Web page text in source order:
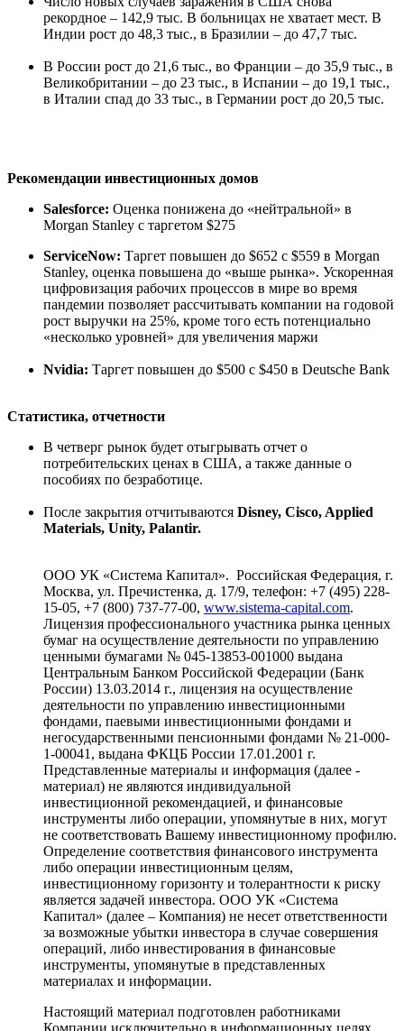
рекордное – 142,9 тыс. В больницах не хватает мест. В
Индии рост до 48,3 тыс., в Бразилии – до 47,7 тыс.
В России рост до 21,6 тыс., во Франции – до 35,9 тыс., в
Великобритании – до 23 тыс., в Испании – до 19,1 тыс.,
в Италии спад до 33 тыс., в Германии рост до 20,5 тыс.
Рекомендации инвестиционных домов
Salesforce: Оценка понижена до «нейтральной» в
Morgan Stanley с таргетом $275
ServiceNow: Таргет повышен до $652 с $559 в Morgan
Stanley, оценка повышена до «выше рынка». Ускоренная
цифровизация рабочих процессов в мире во время
пандемии позволяет рассчитывать компании на годовой
рост выручки на 25%, кроме того есть потенциально
«несколько уровней» для увеличения маржи
Nvidia: Таргет повышен до $500 с $450 в Deutsche Bank
Статистика, отчетности
В четверг рынок будет отыгрывать отчет о
потребительских ценах в США, а также данные о
пособиях по безработице.
После закрытия отчитываются Disney, Cisco, Applied
Materials, Unity, Palantir.
ООО УК «Система Капитал». Российская Федерация, г.
Москва, ул. Пречистенка, д. 17/9, телефон: +7 (495) 228-
15-05, +7 (800) 737-77-00, www.sistema-capital.com.
Лицензия профессионального участника рынка ценных
бумаг на осуществление деятельности по управлению
ценными бумагами № 045-13853-001000 выдана
Центральным Банком Российской Федерации (Банк
России) 13.03.2014 г., лицензия на осуществление
деятельности по управлению инвестиционными
фондами, паевыми инвестиционными фондами и
негосударственными пенсионными фондами № 21-000-
1-00041, выдана ФКЦБ России 17.01.2001 г.
Представленные материалы и информация (далее -
материал) не являются индивидуальной
инвестиционной рекомендацией, и финансовые
инструменты либо операции, упомянутые в них, могут
не соответствовать Вашему инвестиционному профилю.
Определение соответствия финансового инструмента
либо операции инвестиционным целям,
инвестиционному горизонту и толерантности к риску
является задачей инвестора. ООО УК «Система
Капитал» (далее – Компания) не несет ответственности
за возможные убытки инвестора в случае совершения
операций, либо инвестирования в финансовые
инструменты, упомянутые в представленных
материалах и информации.
Настоящий материал подготовлен работниками